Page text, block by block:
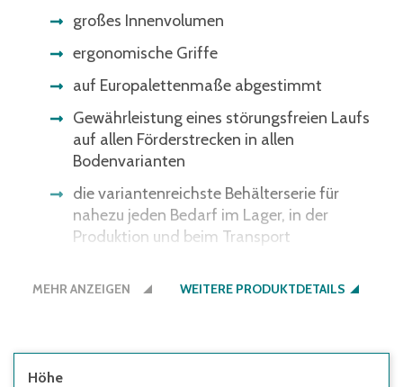
großes Innenvolumen
ergonomische Griffe
auf Europalettenmaße abgestimmt
Gewährleistung eines störungsfreien Laufs
auf allen Förderstrecken in allen
Bodenvarianten
die variantenreichste Behälterserie für
nahezu jeden Bedarf im Lager, in der
Produktion und beim Transport
Handhabung
MEHR ANZEIGEN WEITERE PRODUKTDETAILS
Höhe